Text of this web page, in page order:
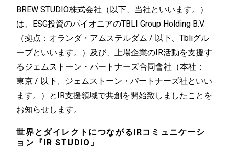
BREW STUDIO株式会社（以下、当社といいます。）
は、ESG投資のパイオニアのTBLI Group Holding B.V.
（拠点：オランダ・アムステルダム / 以下、Tbliグル
ープといいます。）及び、上場企業のIR活動を支援す
るジェムストーン・パートナーズ合同會社（本社：
東京 / 以下、ジェムストーン・パートナーズ社といい
ます。）とIR支援領域で共創を開始致しましたことを
お知らせします。
世界とダイレクトにつながるIRコミュニケーシ
ョン『IR STUDIO』